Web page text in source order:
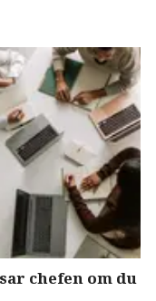
chefen om du